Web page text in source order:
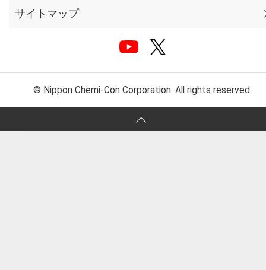
サイトマップ
© Nippon Chemi-Con Corporation. All rights reserved.